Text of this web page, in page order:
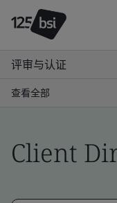
评审与认证
查看全部
Client